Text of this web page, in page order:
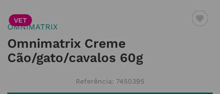
VET
OMNIMATRIX
Omnimatrix Creme
Cão/gato/cavalos 60g
Referência: 7450395